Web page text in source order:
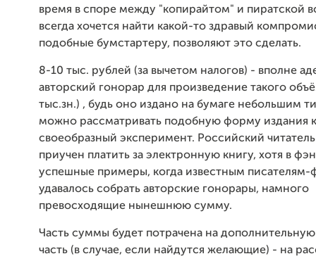
время в споре между "копирайтом" и пиратской
всегда хочется найти какой-то здравый
подобные бумстартеру, позволяют это сделать.
8-10 тыс. рублей (за вычетом налогов) - вполне
авторский гонорар для произведение такого
тыс.зн.) , будь оно издано на бумаге небольшим
можно рассматривать подобную форму издания
своеобразный эксперимент. Российский
приучен платить за электронную книгу, хотя в
успешные примеры, когда известным писателям-
удавалось собрать авторские гонорары, намного
превосходящие нынешнюю сумму.
Часть суммы будет потрачена на
часть (в случае, если найдутся желающие) - на